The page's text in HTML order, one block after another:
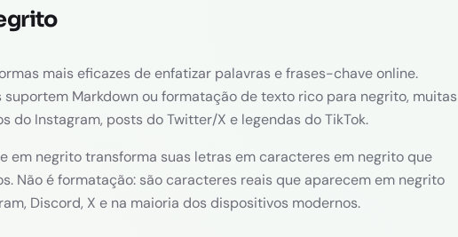
mais eficazes de enfatizar palavras e frases-chave online.
Markdown ou formatação de texto rico para negrito, muitas
do Instagram, posts do Twitter/X e legendas do TikTok.
em negrito transforma suas letras em caracteres em negrito que
Não é formatação: são caracteres reais que aparecem em negrito
Discord, X e na maioria dos dispositivos modernos.